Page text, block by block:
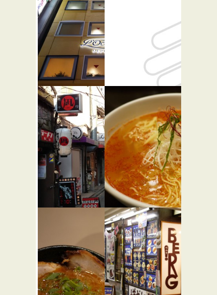
ロクシタ
ンカフェ
新宿店 カ
フェ・
ド・オリ
ビエ
カフェ・喫茶店
飲食笑商何
屋ねこ膳
バー・居酒屋
ラーメン
凪 新宿煮
干 新宿ゴ
ールデン
麺屋海神
★☆☆
らーめん屋